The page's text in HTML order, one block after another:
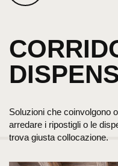
Soluzioni che coinvolgono
arredare i ripostigli o le
trova giusta collocazione.